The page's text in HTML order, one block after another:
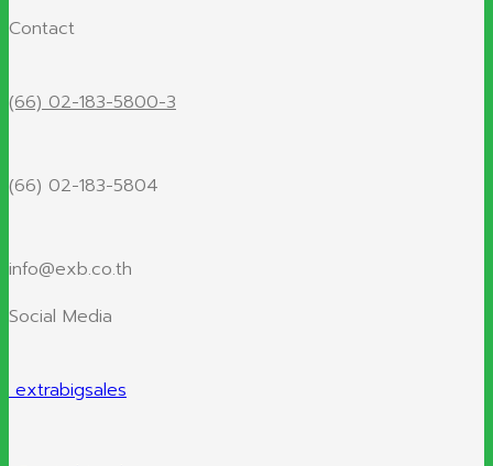
Contact
(66) 02-183-5800-3
(66) 02-183-5804
info@exb.co.th
Social Media
extrabigsales